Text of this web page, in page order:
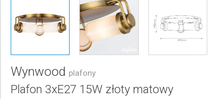
Wynwood plafony
Plafon 3xE27 15W złoty matowy